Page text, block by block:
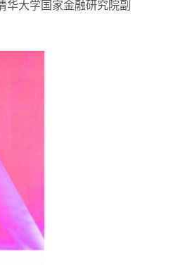
华大学国家金融研究院副